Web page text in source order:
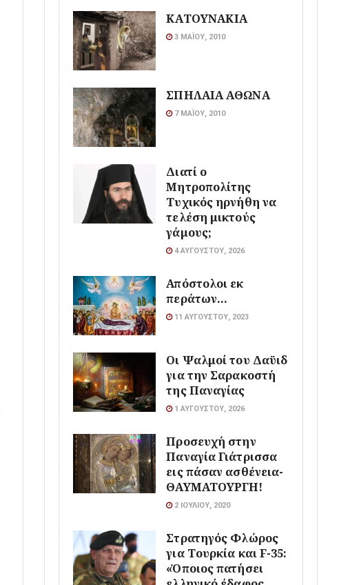
ΚΑΤΟΥΝΑΚΙΑ
3 ΜΑΪ́ΟΥ, 2010
ΣΠΗΛΑΙΑ ΑΘΩΝΑ
7 ΜΑΪ́ΟΥ, 2010
Διατί ο
Μητροπολίτης
Τυχικός ηρνήθη να
τελέση μικτούς
γάμους;
4 ΑΥΓΟΎΣΤΟΥ, 2026
Απόστολοι εκ
περάτων…
11 ΑΥΓΟΎΣΤΟΥ, 2023
Οι Ψαλμοί του Δαϋιδ
για την Σαρακοστή
της Παναγίας
1 ΑΥΓΟΎΣΤΟΥ, 2026
Προσευχή στην
Παναγία Γιάτρισσα
εις πάσαν ασθένεια-
ΘΑΥΜΑΤΟΥΡΓΗ!
2 ΙΟΥΛΊΟΥ, 2020
Στρατηγός Φλώρος
για Τουρκία και F-35:
«Όποιος πατήσει